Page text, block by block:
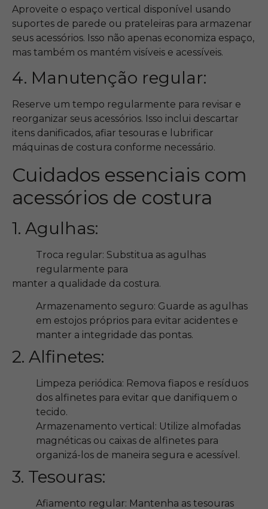
Aproveite o espaço vertical disponível usando
suportes de parede ou prateleiras para armazenar
seus acessórios. Isso não apenas economiza espaço,
mas também os mantém visíveis e acessíveis.
4. Manutenção regular:
Reserve um tempo regularmente para revisar e
reorganizar seus acessórios. Isso inclui descartar
itens danificados, afiar tesouras e lubrificar
máquinas de costura conforme necessário.
Cuidados essenciais com
acessórios de costura
1. Agulhas:
Troca regular: Substitua as agulhas
regularmente para
manter a qualidade da costura.
Armazenamento seguro: Guarde as agulhas
em estojos próprios para evitar acidentes e
manter a integridade das pontas.
2. Alfinetes:
Limpeza periódica: Remova fiapos e resíduos
dos alfinetes para evitar que danifiquem o
tecido.
Armazenamento vertical: Utilize almofadas
magnéticas ou caixas de alfinetes para
organizá-los de maneira segura e acessível.
3. Tesouras:
Afiamento regular: Mantenha as tesouras